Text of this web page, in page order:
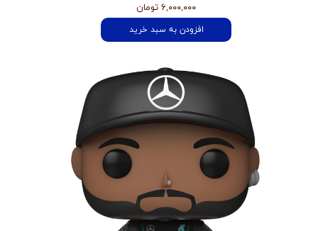
۶,۰۰۰,۰۰۰ تومان
افزودن به سبد خرید